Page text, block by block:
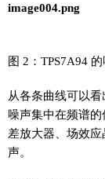
image004.png
图 2：TPS7A94
从各条曲线可以
噪声集中在频谱
差放大器、场效
声。